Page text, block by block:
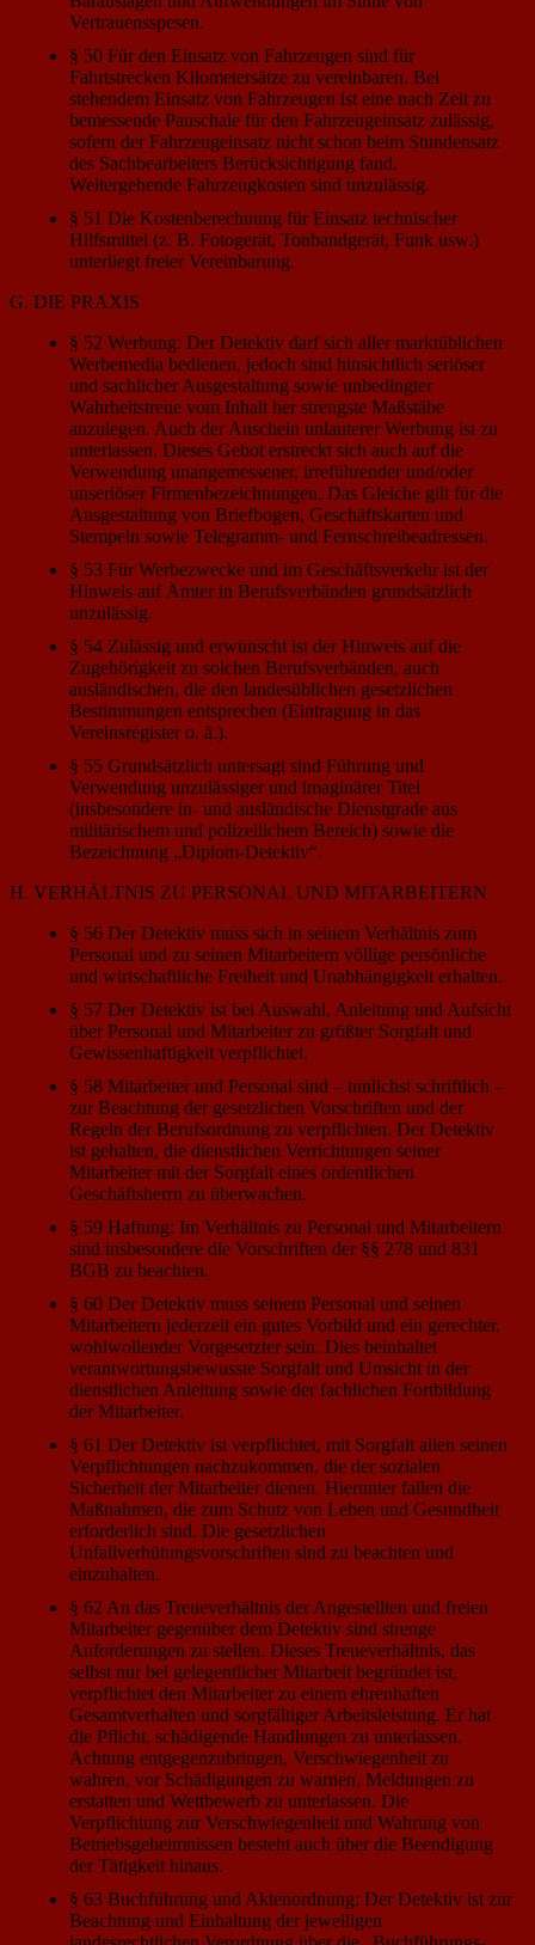
Vertrauensspesen.
§ 50 Für den Einsatz von Fahrzeugen sind für
Fahrtstrecken Kilometersätze zu vereinbaren. Bei
stehendem Einsatz von Fahrzeugen ist eine nach Zeit zu
bemessende Pauschale für den Fahrzeugeinsatz zulässig,
sofern der Fahrzeugeinsatz nicht schon beim Stundensatz
des Sachbearbeiters Berücksichtigung fand.
Weitergehende Fahrzeugkosten sind unzulässig.
§ 51 Die Kostenberechnung für Einsatz technischer
Hilfsmittel (z. B. Fotogerät, Tonbandgerät, Funk usw.)
unterliegt freier Vereinbarung.
G. DIE PRAXIS
§ 52 Werbung: Der Detektiv darf sich aller marktüblichen
Werbemedia bedienen, jedoch sind hinsichtlich seriöser
und sachlicher Ausgestaltung sowie unbedingter
Wahrheitstreue vom Inhalt her strengste Maßstäbe
anzulegen. Auch der Anschein unlauterer Werbung ist zu
unterlassen. Dieses Gebot erstreckt sich auch auf die
Verwendung unangemessener, irreführender und/oder
unseriöser Firmenbezeichnungen. Das Gleiche gilt für die
Ausgestaltung von Briefbogen, Geschäftskarten und
Stempeln sowie Telegramm- und Fernschreibeadressen.
§ 53 Für Werbezwecke und im Geschäftsverkehr ist der
Hinweis auf Ämter in Berufsverbänden grundsätzlich
unzulässig.
§ 54 Zulässig und erwünscht ist der Hinweis auf die
Zugehörigkeit zu solchen Berufsverbänden, auch
ausländischen, die den landesüblichen gesetzlichen
Bestimmungen entsprechen (Eintragung in das
Vereinsregister o. ä.).
§ 55 Grundsätzlich untersagt sind Führung und
Verwendung unzulässiger und imaginärer Titel
(insbesondere in- und ausländische Dienstgrade aus
militärischem und polizeilichem Bereich) sowie die
Bezeichnung „Diplom-Detektiv“.
H. VERHÄLTNIS ZU PERSONAL UND MITARBEITERN
§ 56 Der Detektiv muss sich in seinem Verhältnis zum
Personal und zu seinen Mitarbeitern völlige persönliche
und wirtschaftliche Freiheit und Unabhängigkeit erhalten.
§ 57 Der Detektiv ist bei Auswahl, Anleitung und Aufsicht
über Personal und Mitarbeiter zu größter Sorgfalt und
Gewissenhaftigkeit verpflichtet.
§ 58 Mitarbeiter und Personal sind – tunlichst schriftlich –
zur Beachtung der gesetzlichen Vorschriften und der
Regeln der Berufsordnung zu verpflichten. Der Detektiv
ist gehalten, die dienstlichen Verrichtungen seiner
Mitarbeiter mit der Sorgfalt eines ordentlichen
Geschäftsherrn zu überwachen.
§ 59 Haftung: Im Verhältnis zu Personal und Mitarbeitern
sind insbesondere die Vorschriften der §§ 278 und 831
BGB zu beachten.
§ 60 Der Detektiv muss seinem Personal und seinen
Mitarbeitern jederzeit ein gutes Vorbild und ein gerechter,
wohlwollender Vorgesetzter sein. Dies beinhaltet
verantwortungsbewusste Sorgfalt und Umsicht in der
dienstlichen Anleitung sowie der fachlichen Fortbildung
der Mitarbeiter.
§ 61 Der Detektiv ist verpflichtet, mit Sorgfalt allen seinen
Verpflichtungen nachzukommen, die der sozialen
Sicherheit der Mitarbeiter dienen. Hierunter fallen die
Maßnahmen, die zum Schutz von Leben und Gesundheit
erforderlich sind. Die gesetzlichen
Unfallverhütungsvorschriften sind zu beachten und
einzuhalten.
§ 62 An das Treueverhältnis der Angestellten und freien
Mitarbeiter gegenüber dem Detektiv sind strenge
Anforderungen zu stellen. Dieses Treueverhältnis, das
selbst nur bei gelegentlicher Mitarbeit begründet ist,
verpflichtet den Mitarbeiter zu einem ehrenhaften
Gesamtverhalten und sorgfältiger Arbeitsleistung. Er hat
die Pflicht, schädigende Handlungen zu unterlassen,
Achtung entgegenzubringen, Verschwiegenheit zu
wahren, vor Schädigungen zu warnen, Meldungen zu
erstatten und Wettbewerb zu unterlassen. Die
Verpflichtung zur Verschwiegenheit und Wahrung von
Betriebsgeheimnissen besteht auch über die Beendigung
der Tätigkeit hinaus.
§ 63 Buchführung und Aktenordnung: Der Detektiv ist zur
Beachtung und Einhaltung der jeweiligen